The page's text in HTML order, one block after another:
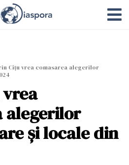
Cîțu vrea comasarea alegerilor
alegerilor
și locale din